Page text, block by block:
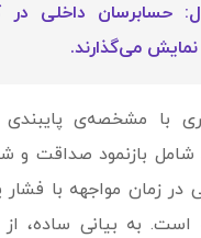
حسابرسان داخلی در
می‌گذارند.
با مشخصه‌ی‌
بازنمود صداقت و
در زمان مواجهه با
است. به بیانی ساده،